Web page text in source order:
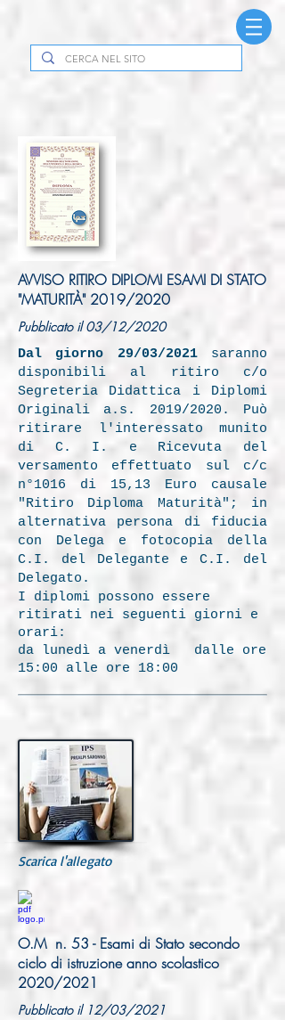
AVVISO RITIRO DIPLOMI ESAMI DI STATO
"MATURITÀ" 2019/2020
Pubblicato il 03/12/2020
Dal giorno 29/03/2021saranno
disponibili al ritiro c/o
Segreteria Didattica i Diplomi
Originali a.s. 2019/2020. Può
ritirare l'interessato munito
di C. I. e Ricevuta del
versamento effettuato sul c/c
n°1016 di 15,13 Euro causale
"Ritiro Diploma Maturità"; in
alternativa persona di fiducia
con Delega e fotocopia della
C.I. del Delegante e C.I. del
Delegato.
I diplomi possono essere
ritirati nei seguenti giorni e
orari:
da lunedì a venerdì dalle ore
15:00 alle ore 18:00
Scarica l'allegato
O.M n. 53 - Esami di Stato secondo
ciclo di istruzione anno scolastico
2020/2021
Pubblicato il 12/03/2021